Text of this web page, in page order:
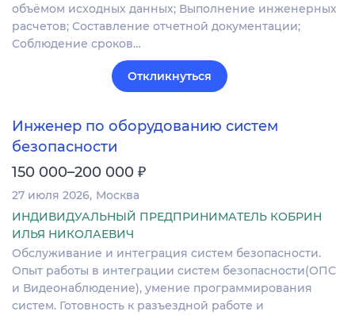
объёмом исходных данных; Выполнение инженерных
расчетов; Составление отчетной документации;
Соблюдение сроков…
Откликнуться
Инженер по оборудованию систем
безопасности
150 000–200 000 ₽
27 июля 2026 Москва
ИНДИВИДУАЛЬНЫЙ ПРЕДПРИНИМАТЕЛЬ КОБРИН
ИЛЬЯ НИКОЛАЕВИЧ
Обслуживание и интеграция систем безопасности.
Опыт работы в интеграции систем безопасности(ОПС
и Видеонаблюдение), умение программирования
систем. Готовность к разъездной работе и